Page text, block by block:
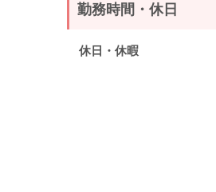
勤務時間・休日
休日・休暇